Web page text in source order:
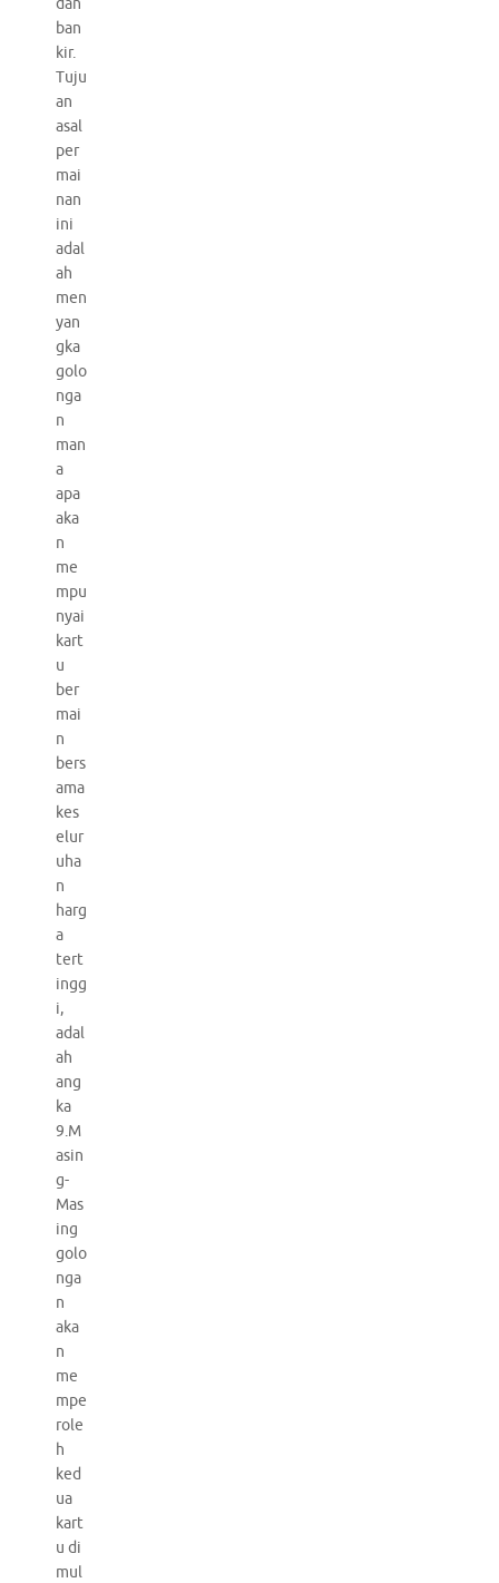
ban
kir.
Tuju
an
asal
per
mai
nan
ini
adal
ah
men
yan
gka
golo
nga
n
man
a
apa
aka
n
me
mpu
nyai
kart
u
ber
mai
n
bers
ama
kes
elur
uha
n
harg
a
tert
ingg
i,
adal
ah
ang
ka
9.M
asin
g-
Mas
ing
golo
nga
n
aka
n
me
mpe
role
h
ked
ua
kart
u di
mul